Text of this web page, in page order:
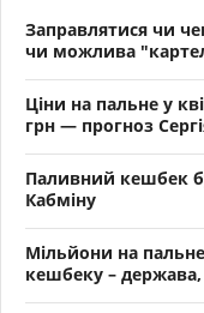
Заправлятися чи
чи можлива
Ціни на пальне у
грн — прогноз
Паливний кешбек
Кабміну
Мільйони на
кешбеку – держава,